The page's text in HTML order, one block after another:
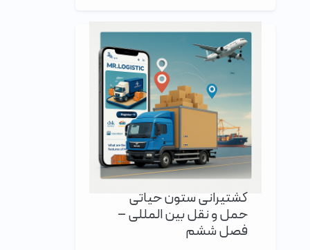
کشتیرانی ستون حیاتی
حمل و نقل بین المللی –
فصل ششم